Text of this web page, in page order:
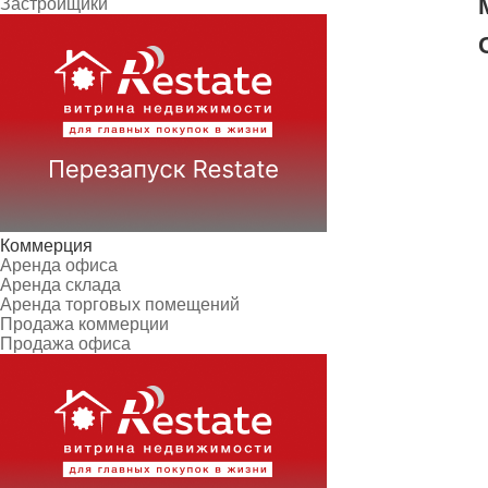
Застройщики
Коммерция
Аренда офиса
Аренда склада
Аренда торговых помещений
Продажа коммерции
Продажа офиса